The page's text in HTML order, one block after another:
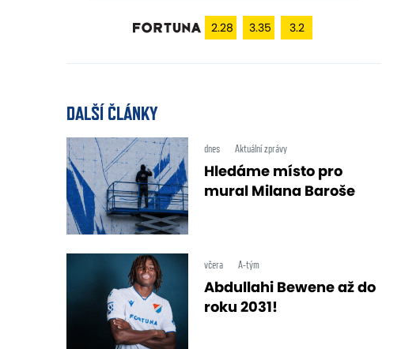
2.28 3.35 3.2
DALŠÍ ČLÁNKY
dnes Aktuální zprávy
Hledáme místo pro
mural Milana Baroše
včera A-tým
Abdullahi Bewene až do
roku 2031!